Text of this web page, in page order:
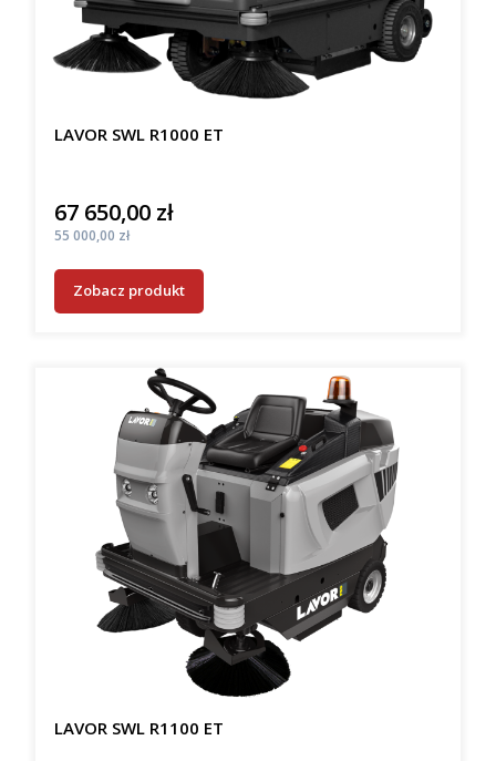
LAVOR SWL R1000 ET
Cena
67 650,00 zł
Cena
55 000,00 zł
Zobacz produkt
LAVOR SWL R1100 ET